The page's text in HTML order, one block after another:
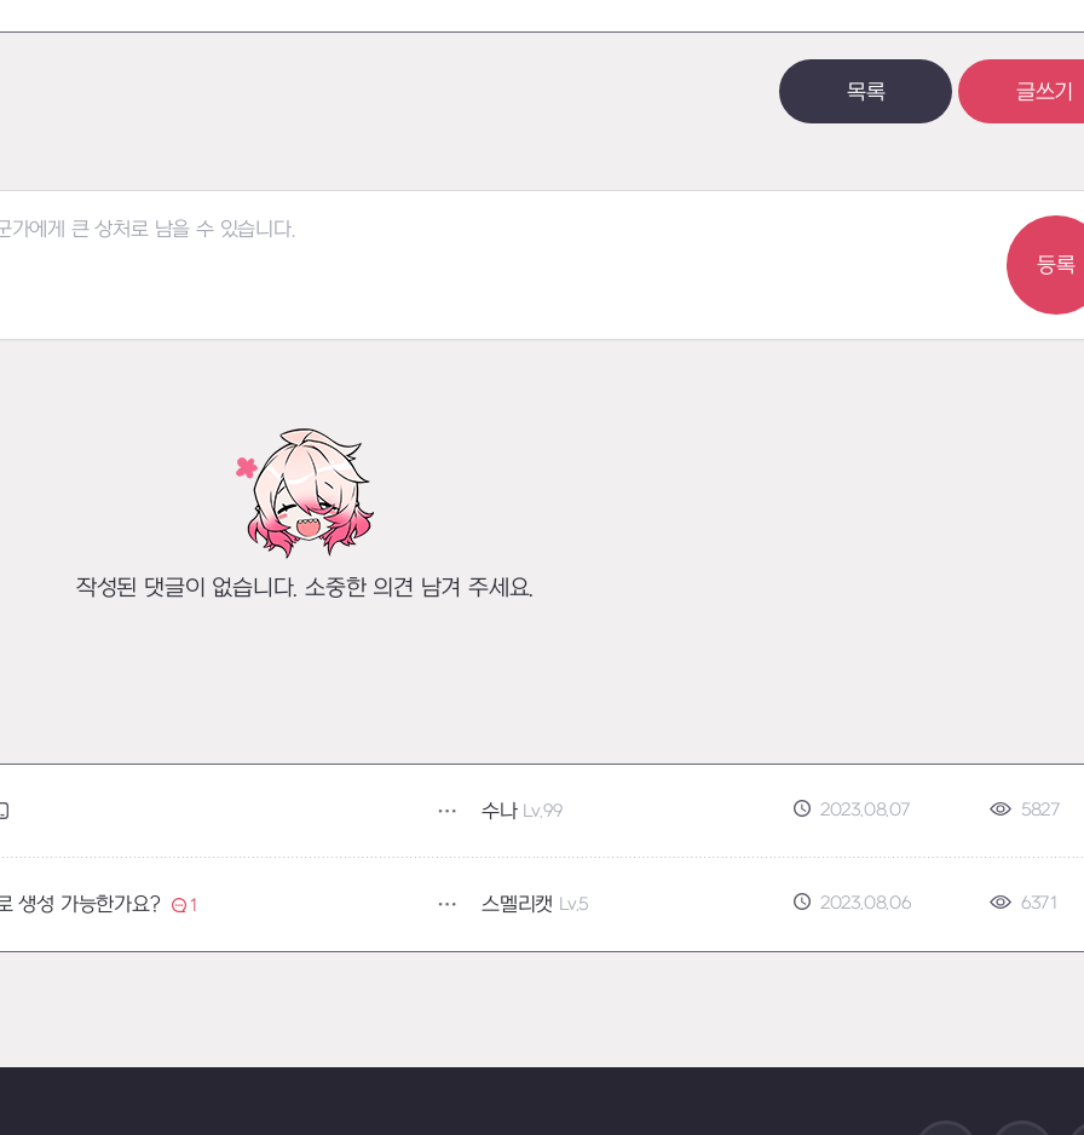
목록 글쓰기
등록
작성된 댓글이 없습니다. 소중한 의견 남겨 주세요.
수나 Lv.99 2023.08.07 5827
생성 가능한가요? 1 스멜리캣 Lv.5 2023.08.06 6371